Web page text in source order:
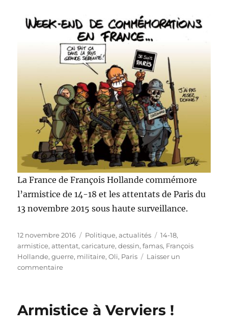
La France de François Hollande commémore
l’armistice de 14-18 et les attentats de Paris du
13 novembre 2015 sous haute surveillance.
Publié
le
12 novembre 2016 Catégories
Politique, actualités Étiquettes
14-18,
armistice,attentat,caricature,dessin,famas, François
Hollande,guerre, militaire,Oli, Paris
Laisser un
commentairesur
l’armistice
Armistice à Verviers !